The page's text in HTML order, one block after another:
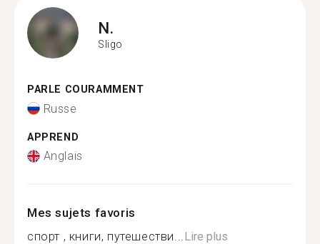
N.
Sligo
PARLE COURAMMENT
Russe
APPREND
Anglais
Mes sujets favoris
спорт , книги, путешестви...Lire plus